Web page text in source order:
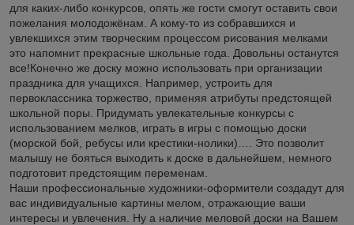
для каких-либо конкурсов, опять же гости смогут оставить свои
пожелания молодожёнам. А кому-то из собравшихся и
увлекшихся этим творческим процессом рисования мелками
это напомнит прекрасные школьные года. Довольны останутся
все!Конечно же доску можно использовать при организации
праздника для учащихся. Например, устроить для
первоклассника торжество, применяя атрибуты предстоящей
школьной поры. Придумать увлекательные конкурсы с
использованием мелков, играть в игры с помощью доски
(морской бой, ребусы или крестики-нолики)…. Это позволит
малышу не бояться выходить к доске в дальнейшем, немного
подготовит предстоящим переменам.
Наши профессиональные художники-оформители создадут для
вас индивидуальные картины мелом, отражающие ваши
интересы и увлечения. Ну а наличие меловой доски на Вашем